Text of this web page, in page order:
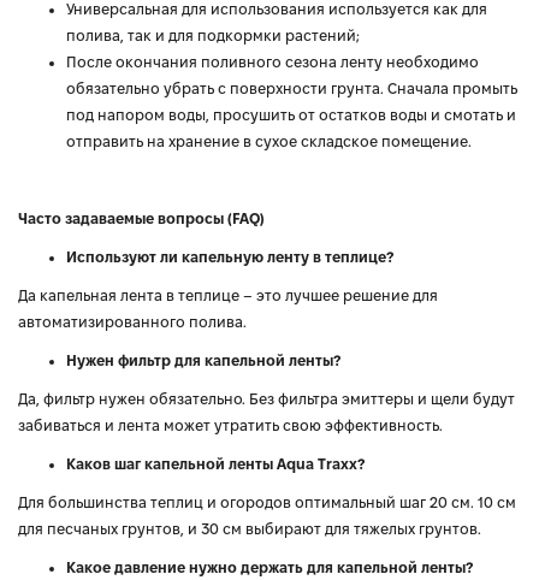
Универсальная для использования используется как для
полива, так и для подкормки растений;
После окончания поливного сезона ленту необходимо
обязательно убрать с поверхности грунта. Сначала промыть
под напором воды, просушить от остатков воды и смотать и
отправить на хранение в сухое складское помещение.
Часто задаваемые вопросы (FAQ)
Используют ли капельную ленту в теплице?
Да капельная лента в теплице – это лучшее решение для
автоматизированного полива.
Нужен фильтр для капельной ленты?
Да, фильтр нужен обязательно. Без фильтра эмиттеры и щели будут
забиваться и лента может утратить свою эффективность.
Каков шаг капельной ленты Aqua Traxx?
Для большинства теплиц и огородов оптимальный шаг 20 см. 10 см
для песчаных грунтов, и 30 см выбирают для тяжелых грунтов.
Какое давление нужно держать для капельной ленты?